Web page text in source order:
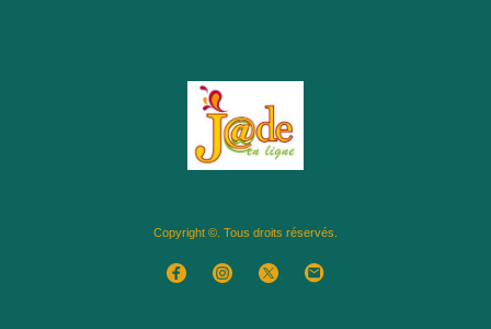
Copyright ©. Tous droits réservés.